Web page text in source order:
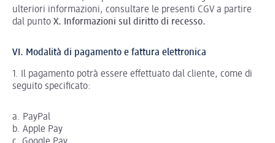
ulteriori informazioni, consultare le presenti CGV a partire
dal punto X. Informazioni sul diritto di recesso.
VI. Modalità di pagamento e fattura elettronica
1. Il pagamento potrà essere effettuato dal cliente, come di
seguito specificato:
a. PayPal
b. Apple Pay